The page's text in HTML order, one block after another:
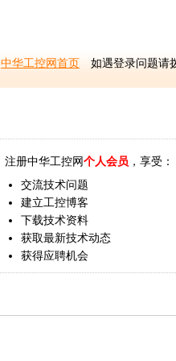
中华工控网首页 如遇登录问题请
注册中华工控网个人会员 ，享受：
交流技术问题
建立工控博客
下载技术资料
获取最新技术动态
获得应聘机会